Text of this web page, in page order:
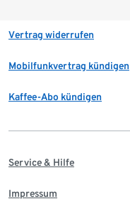
Vertrag widerrufen
Mobilfunkvertrag kündigen
Kaffee-Abo kündigen
Service & Hilfe
Impressum